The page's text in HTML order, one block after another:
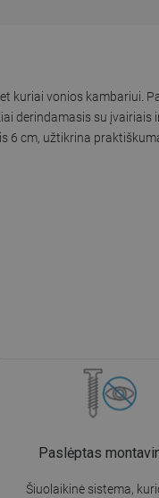
kuriai vonios kambariui.
derindamasis su
6 cm, užtikrina
Paslėptas
Šiuolaikinė sistema,